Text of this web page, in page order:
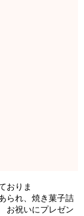
おりま
、焼き菓子詰
祝いにプレゼン